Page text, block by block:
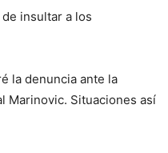
insultar a los
la denuncia ante la
Marinovic. Situaciones así